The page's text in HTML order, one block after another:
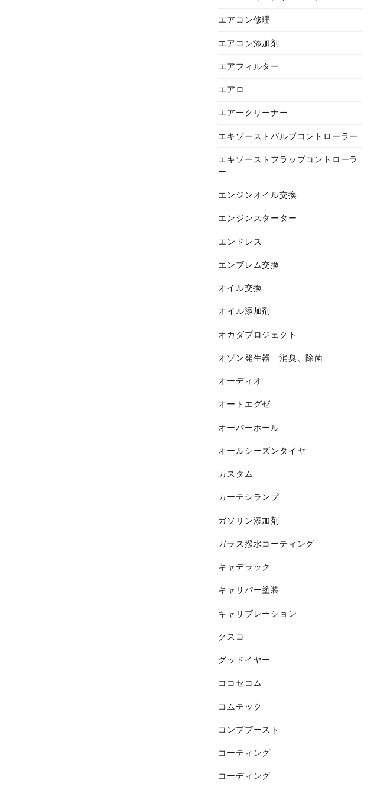
エアコン修理
エアコン添加剤
エアフィルター
エアロ
エアークリーナー
エキゾーストバルブコントローラー
エキゾーストフラップコントローラ
ー
エンジンオイル交換
エンジンスターター
エンドレス
エンブレム交換
オイル交換
オイル添加剤
オカダプロジェクト
オゾン発生器 消臭、除菌
オーディオ
オートエグゼ
オーバーホール
オールシーズンタイヤ
カスタム
カーテシランプ
ガソリン添加剤
ガラス撥水コーティング
キャデラック
キャリパー塗装
キャリブレーション
クスコ
グッドイヤー
ココセコム
コムテック
コンプブースト
コーティング
コーディング